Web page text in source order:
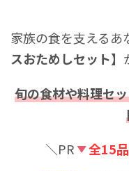
家族の食を支えるあ
スおためしセット】
旬の食材や料理セ
＼PR
全15